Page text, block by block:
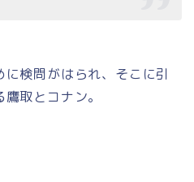
検問がはられ、そこに引
取とコナン。